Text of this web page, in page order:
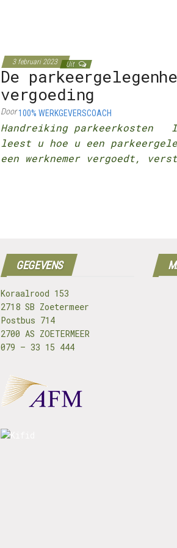
3 februari 2023 Uit
De
vergoeding
Door100% WERKGEVERSCOACH
Handreiking parkeerkosten
leest u hoe u een
een werknemer vergoedt,
GEGEVENS
Koraalrood 153
2718 SB Zoetermeer
Postbus 714
2700 AS ZOETERMEER
079 – 33 15 444